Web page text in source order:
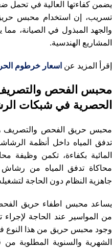
يضمن كفاءتها العالية في تحمل
تسريب، إن استخدام محبس
والجهد المبذول في الصيانة، مما
المشاريع الهندسية.
إقرأ المزيد عن اسعار خرطوم
الحصرية في شبكات
محبس حريق الفحص والتصريف
تدفق المياه داخل أنظمة
المائية بكفاءة، تكمن
محاكاة تدفق المياه من
جاهزية النظام دون الحاجة
يساعد محبس اطفاء حريق
من المواسير عند الحاجة لإجراء
وجود محبس حريق من هذا النوع
الشهرية والسنوية المطلوبة